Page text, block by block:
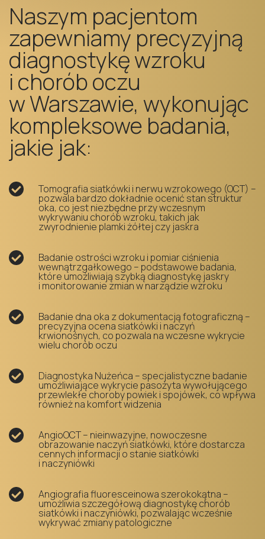
Naszym pacjentom
zapewniamy precyzyjną
diagnostykę wzroku
i chorób oczu
w Warszawie, wykonując
kompleksowe badania,
jakie jak:
Tomografia siatkówki i nerwu wzrokowego (OCT) –
pozwala bardzo dokładnie ocenić stan struktur
oka, co jest niezbędne przy wczesnym
wykrywaniu chorób wzroku, takich jak
zwyrodnienie plamki żółtej czy jaskra
Badanie ostrości wzroku i pomiar ciśnienia
wewnątrzgałkowego – podstawowe badania,
które umożliwiają szybką diagnostykę jaskry
i monitorowanie zmian w narządzie wzroku
Badanie dna oka z dokumentacją fotograficzną –
precyzyjna ocena siatkówki i naczyń
krwionośnych, co pozwala na wczesne wykrycie
wielu chorób oczu
Diagnostyka Nużeńca – specjalistyczne badanie
umożliwiające wykrycie pasożyta wywołującego
przewlekłe choroby powiek i spojówek, co wpływa
również na komfort widzenia
AngioOCT – nieinwazyjne, nowoczesne
obrazowanie naczyń siatkówki, które dostarcza
cennych informacji o stanie siatkówki
i naczyniówki
Angiografia fluoresceinowa szerokokątna –
umożliwia szczegółową diagnostykę chorób
siatkówki i naczyniówki, pozwalając wcześnie
wykrywać zmiany patologiczne